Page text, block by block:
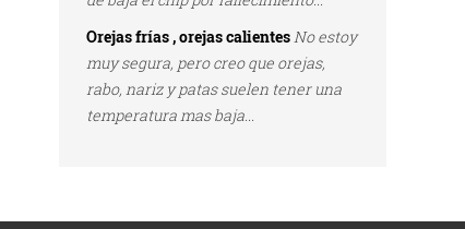
Orejas frías , orejas calientesNo estoy
muy segura, pero creo que orejas,
rabo, nariz y patas suelen tener una
temperatura mas baja...